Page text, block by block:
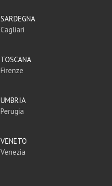
SARDEGNA
Cagliari
TOSCANA
Firenze
UMBRIA
Perugia
VENETO
Venezia